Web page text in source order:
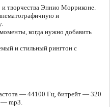
творчества Эннио Морриконе.
и
когда нужно добавить
и стильный рингтон с
— 44100 Гц, битрейт — 320
— mp3.